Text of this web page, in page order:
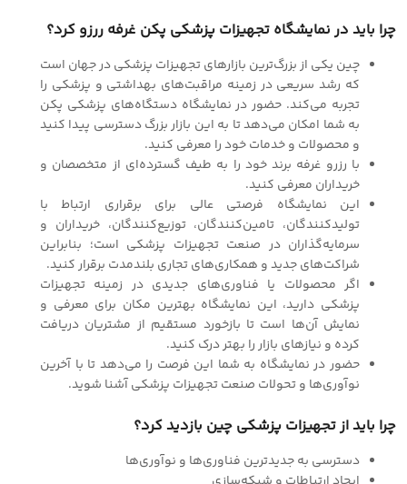
چرا باید در نمایشگاه تجهیزات پزشکی پکن غرفه ررزو کرد؟
چین یکی از بزرگ‌ترین بازارهای تجهیزات پزشکی در جهان است
که رشد سریعی در زمینه مراقبت‌های بهداشتی و پزشکی را
تجربه می‌کند. حضور در نمایشگاه دستگاه‌های پزشکی پکن
به شما امکان می‌دهد تا به این بازار بزرگ دسترسی پیدا کنید
و محصولات و خدمات خود را معرفی کنید.
با رزرو غرفه برند خود را به طیف گسترده‌ای از متخصصان و
خریداران معرفی کنید.
این نمایشگاه فرصتی عالی برای برقراری ارتباط با
تولیدکنندگان، تامین‌کنندگان، توزیع‌کنندگان، خریداران و
سرمایه‌گذاران در صنعت تجهیزات پزشکی است؛ بنابراین
شراکت‌های جدید و همکاری‌های تجاری بلندمدت برقرار کنید.
اگر محصولات یا فناوری‌های جدیدی در زمینه تجهیزات
پزشکی دارید، این نمایشگاه بهترین مکان برای معرفی و
نمایش آن‌ها است تا بازخورد مستقیم از مشتریان دریافت
کرده و نیازهای بازار را بهتر درک کنید.
حضور در نمایشگاه به شما این فرصت را می‌دهد تا با آخرین
نوآوری‌ها و تحولات صنعت تجهیزات پزشکی آشنا شوید.
چرا باید از تجهیزات پزشکی چین بازدید کرد؟
دسترسی به جدیدترین فناوری‌ها و نوآوری‌ها